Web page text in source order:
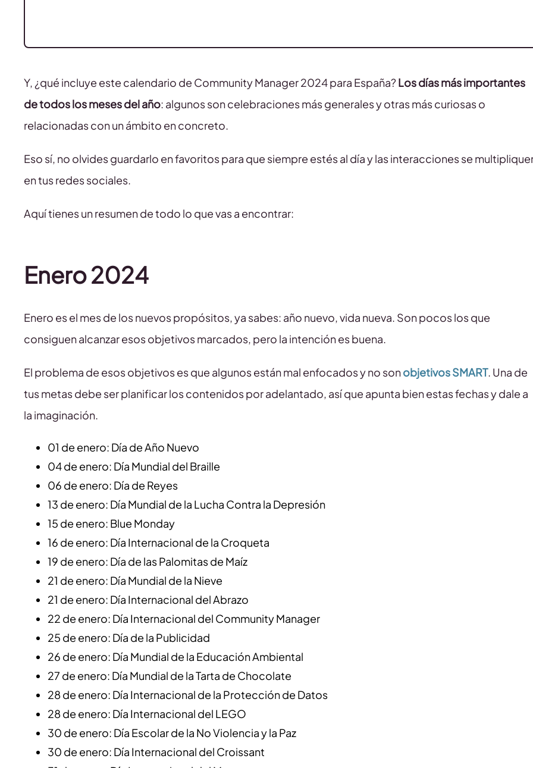
Y, ¿qué incluye este calendario de Community Manager 2024 para España?Los días más importantes
de todos los meses del año: algunos son celebraciones más generales y otras más curiosas o
relacionadas con un ámbito en concreto.
Eso sí, no olvides guardarlo en favoritos para que siempre estés al día y las interacciones se
en tus redes sociales.
Aquí tienes un resumen de todo lo que vas a encontrar:
Enero 2024
Enero es el mes de los nuevos propósitos, ya sabes: año nuevo, vida nueva. Son pocos los que
consiguen alcanzar esos objetivos marcados, pero la intención es buena.
El problema de esos objetivos es que algunos están mal enfocados y no sonobjetivos SMART. Una de
tus metas debe ser planificar los contenidos por adelantado, así que apunta bien estas fechas y dale a
la imaginación.
01 de enero: Día de Año Nuevo
04 de enero: Día Mundial del Braille
06 de enero: Día de Reyes
13 de enero: Día Mundial de la Lucha Contra la Depresión
15 de enero: Blue Monday
16 de enero: Día Internacional de la Croqueta
19 de enero: Día de las Palomitas de Maíz
21 de enero: Día Mundial de la Nieve
21 de enero: Día Internacional del Abrazo
22 de enero: Día Internacional del Community Manager
25 de enero: Día de la Publicidad
26 de enero: Día Mundial de la Educación Ambiental
27 de enero: Día Mundial de la Tarta de Chocolate
28 de enero: Día Internacional de la Protección de Datos
28 de enero: Día Internacional del LEGO
30 de enero: Día Escolar de la No Violencia y la Paz
30 de enero: Día Internacional del Croissant